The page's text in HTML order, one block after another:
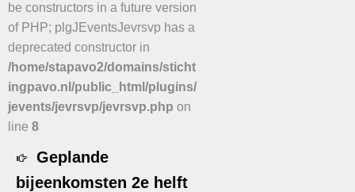
be constructors in a future version
of PHP; plgJEventsJevrsvp has a
deprecated constructor in
/home/stapavo2/domains/sticht
ingpavo.nl/public_html/plugins/
jevents/jevrsvp/jevrsvp.php on
line 8
Geplande
bijeenkomsten 2e helft